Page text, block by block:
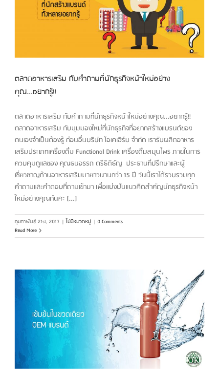
ตลาดอาหารเสริม กับคำถามที่นักธุรกิจหน้าใหม่อย่าง
คุณ...อยากรู้!!
ตลาดอาหารเสริม กับคำถามที่นักธุรกิจหน้าใหม่อย่างคุณ...อยากรู้!!
ตลาดอาหารเสริม กับมุมมองใหม่ที่นักธุรกิจที่อยากสร้างแบรนด์ของ
ตนเองจำเป็นต้องรู้ ก่อนอื่นบริษัท โอเคเฮิร์บ จำกัด เรารับผลิตอาหาร
เสริมประเภทเครื่องดื่ม Functional Drink เครื่องดื่มสมุนไพร ภายในการ
ควบคุมดูแลของ คุณธนอรรถ ตรีธิติธัญ ประธานที่ปรึกษาและผู้
เชี่ยวชาญด้านอาหารเสริมมายาวนานกว่า 15 ปี วันนี้เราได้รวบรวมทุก
คำถามและคำตอบที่ถามเข้ามา เพื่อแบ่งปันแนวคิดสำคัญนักธุรกิจหน้า
ใหม่อย่างคุณกันคะ [...]
กุมภาพันธ์ 21st, 2017 | ไม่มีหมวดหมู่ | 0 Comments
Read More